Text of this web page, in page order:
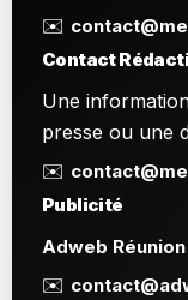
✉️
Contact
Une
presse ou une
✉️
Publicité
Adweb Réunion
✉️